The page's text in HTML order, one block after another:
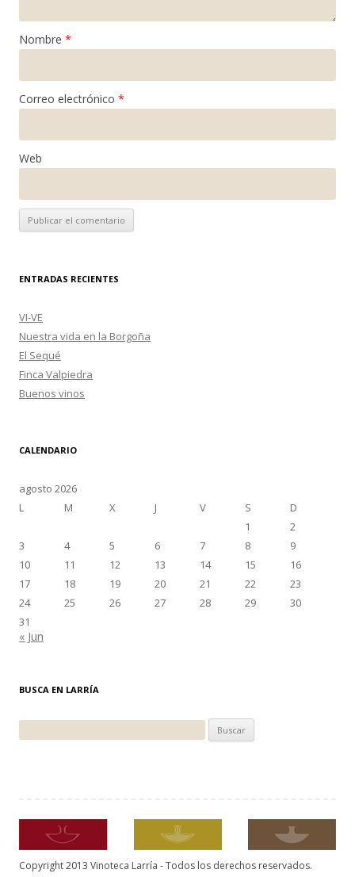
Nombre *
Correo electrónico *
Web
ENTRADAS RECIENTES
VI-VE
Nuestra vida en la Borgoña
El Sequé
Finca Valpiedra
Buenos vinos
CALENDARIO
agosto 2026
L
M X J V S
D
1
2
3
4 5 6 7 8
9
10
11 12 13 14 15
16
17
18 19 20 21 22
23
24
25 26 27 28 29
30
31
« Jun
BUSCA EN LARRÍA
Copyright 2013 Vinoteca Larría - Todos los derechos reservados.